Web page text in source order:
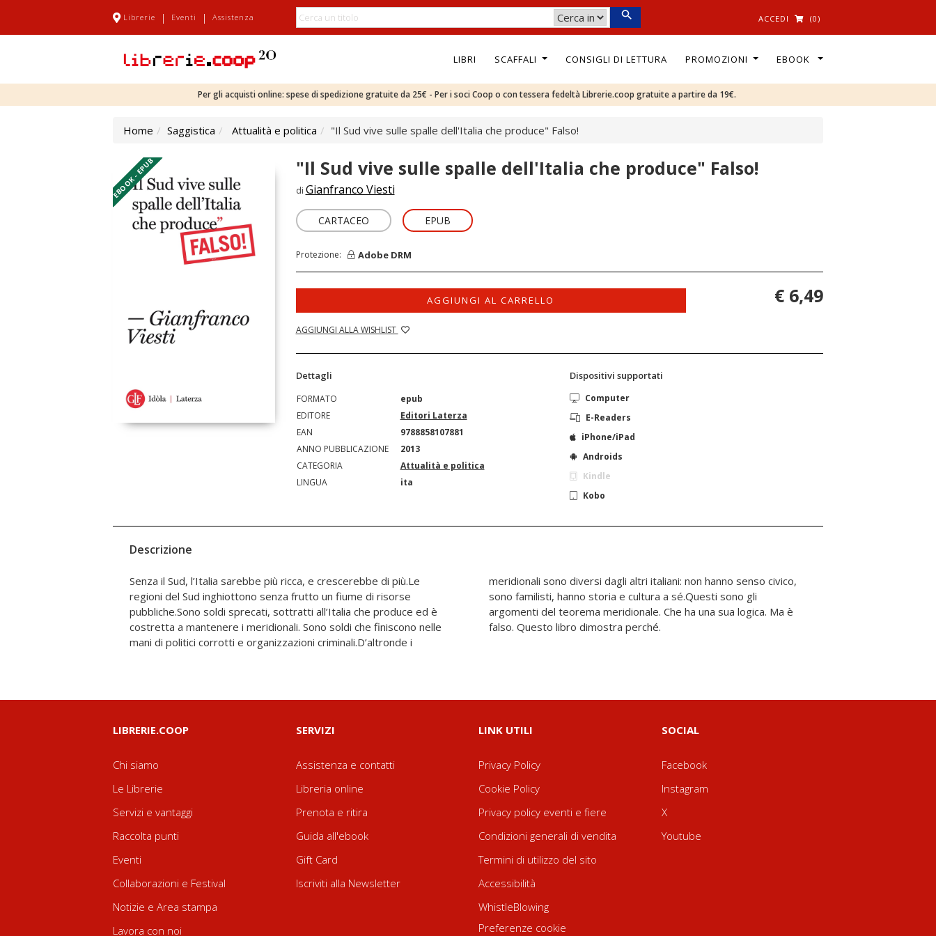
Librerie | Eventi | Assistenza ACCEDI (0)
LIBRI SCAFFALI CONSIGLI DI LETTURA PROMOZIONI EBOOK
Per gli acquisti online: spese di spedizione gratuite da 25€ - Per i soci Coop o con tessera fedeltà Librerie.coop gratuite a partire da 19€.
Home Saggistica Attualità e politica "Il Sud vive sulle spalle dell'Italia che produce" Falso!
EBOOK - EPUB "Il Sud vive sulle spalle dell'Italia che produce" Falso!
di Gianfranco Viesti
CARTACEO EPUB
Protezione: Adobe DRM
AGGIUNGI AL CARRELLO
AGGIUNGI ALLA WISHLIST
€ 6,49
Dettagli
FORMATO
epub
EDITORE
Editori Laterza
EAN
9788858107881
ANNO PUBBLICAZIONE
2013
CATEGORIA
Attualità e politica
LINGUA
ita
Dispositivi supportati
Computer
E-Readers
iPhone/iPad
Androids
Kindle
Kobo
Descrizione
Senza il Sud, l’Italia sarebbe più ricca, e crescerebbe di più.Le
regioni del Sud inghiottono senza frutto un fiume di risorse
pubbliche.Sono soldi sprecati, sottratti all’Italia che produce ed è
costretta a mantenere i meridionali. Sono soldi che finiscono nelle
mani di politici corrotti e organizzazioni criminali.D’altronde i
meridionali sono diversi dagli altri italiani: non hanno senso civico,
sono familisti, hanno storia e cultura a sé.Questi sono gli
argomenti del teorema meridionale. Che ha una sua logica. Ma è
falso. Questo libro dimostra perché.
LIBRERIE.COOP
Chi siamo
Le Librerie
Servizi e vantaggi
Raccolta punti
Eventi
Collaborazioni e Festival
Notizie e Area stampa
Lavora con noi
SERVIZI
Assistenza e contatti
Libreria online
Prenota e ritira
Guida all'ebook
Gift Card
Iscriviti alla Newsletter
LINK UTILI
Privacy Policy
Cookie Policy
Privacy policy eventi e fiere
Condizioni generali di vendita
Termini di utilizzo del sito
Accessibilità
WhistleBlowing
Preferenze cookie
SOCIAL
Facebook
Instagram
X
Youtube